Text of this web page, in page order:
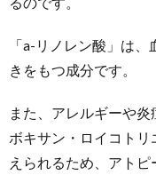
「a-リノレン酸」は
きをもつ成分です。
また、アレルギーや
ボキサン・ロイコト
えられるため、アト